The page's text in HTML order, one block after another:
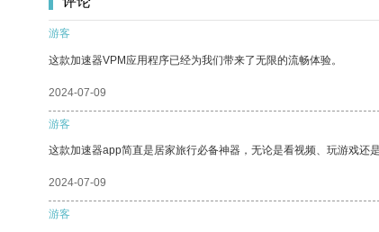
游客
这款加速器VPM应用程序已经为我们带来了无限的流畅体验。
2024-07-09
游客
这款加速器app简直是居家旅行必备神器，无论是看视频、玩游戏还
2024-07-09
游客